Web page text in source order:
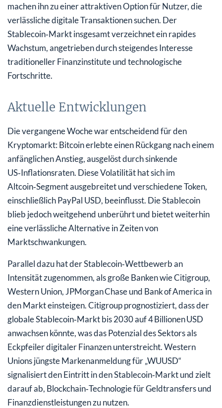
machen ihn zu einer attraktiven Option für Nutzer, die
verlässliche digitale Transaktionen suchen. Der
Stablecoin‑Markt insgesamt verzeichnet ein rapides
Wachstum, angetrieben durch steigendes Interesse
traditioneller Finanzinstitute und technologische
Fortschritte.
Aktuelle Entwicklungen
Die vergangene Woche war entscheidend für den
Kryptomarkt: Bitcoin erlebte einen Rückgang nach einem
anfänglichen Anstieg, ausgelöst durch sinkende
US‑Inflationsraten. Diese Volatilität hat sich im
Altcoin‑Segment ausgebreitet und verschiedene Token,
einschließlich PayPal USD, beeinflusst. Die Stablecoin
blieb jedoch weitgehend unberührt und bietet weiterhin
eine verlässliche Alternative in Zeiten von
Marktschwankungen.
Parallel dazu hat der Stablecoin‑Wettbewerb an
Intensität zugenommen, als große Banken wie Citigroup,
Western Union, JPMorgan Chase und Bank of America in
den Markt einsteigen. Citigroup prognostiziert, dass der
globale Stablecoin‑Markt bis 2030 auf 4 Billionen USD
anwachsen könnte, was das Potenzial des Sektors als
Eckpfeiler digitaler Finanzen unterstreicht. Western
Unions jüngste Markenanmeldung für „WUUSD“
signalisiert den Eintritt in den Stablecoin‑Markt und zielt
darauf ab, Blockchain‑Technologie für Geldtransfers und
Finanzdienstleistungen zu nutzen.